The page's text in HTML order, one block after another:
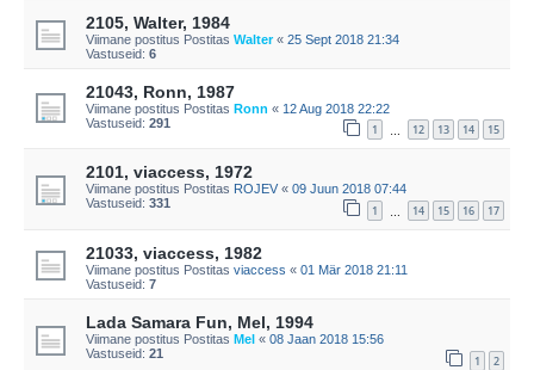
2105, Walter, 1984
Viimane postitus Postitas Walter« 25 Sept 2018 21:34
Vastuseid: 6
21043, Ronn, 1987
Viimane postitus Postitas Ronn « 12 Aug 2018 22:22
Vastuseid: 291 1 12 13 14 15
2101, viaccess, 1972
Viimane postitus Postitas ROJEV « 09 Juun 2018 07:44
Vastuseid: 331 1 14 15 16 17
21033, viaccess, 1982
Viimane postitus Postitas viaccess « 01 Mär 2018 21:11
Vastuseid: 7
Lada Samara Fun, Mel, 1994
Viimane postitus Postitas Mel « 08 Jaan 2018 15:56
Vastuseid: 21 1 2